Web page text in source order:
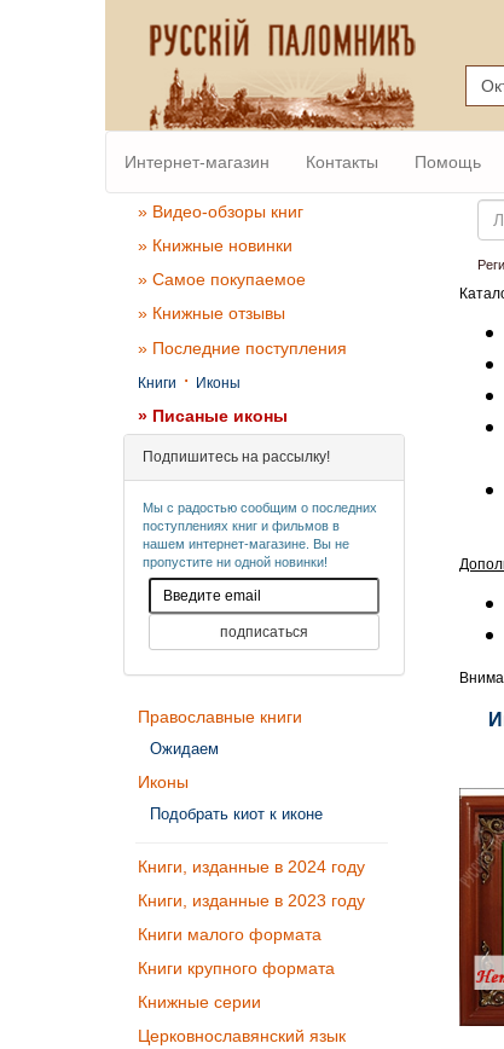
Интернет-магазин Контакты Помощь
» Видео-обзоры книг
» Книжные новинки
» Самое покупаемое
» Книжные отзывы
» Последние поступления
Книги · Иконы
» Писаные иконы
Подпишитесь на рассылку!
Мы с радостью сообщим о последних
поступлениях книг и фильмов в
нашем интернет-магазине. Вы не
пропустите ни одной новинки!
Православные книги
Ожидаем
Иконы
Подобрать киот к иконе
Книги, изданные в 2024 году
Книги, изданные в 2023 году
Книги малого формата
Книги крупного формата
Книжные серии
Церковнославянский язык